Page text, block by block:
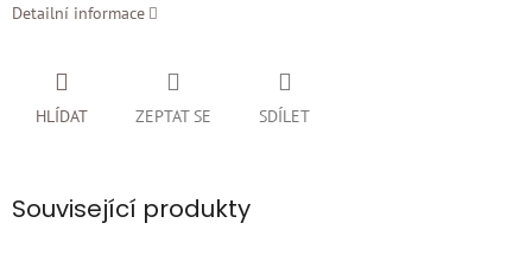
Detailní informace
ZEPTAT SE
HLÍDAT SDÍLET
Související produkty